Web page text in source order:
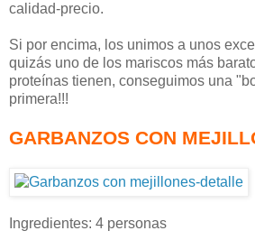
calidad-precio.
Si por encima, los unimos a unos
quizás uno de los mariscos más
proteínas tienen, conseguimos una
primera!!!
GARBANZOS CON
Ingredientes: 4 personas